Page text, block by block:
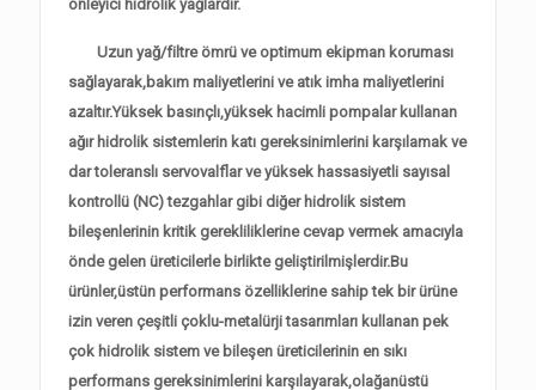
önleyici hidrolik yağlardır.
Uzun yağ/filtre ömrü ve optimum ekipman koruması
sağlayarak,bakım maliyetlerini ve atık imha maliyetlerini
azaltır.Yüksek basınçlı,yüksek hacimli pompalar kullanan
ağır hidrolik sistemlerin katı gereksinimlerini karşılamak ve
dar toleranslı servovalflar ve yüksek hassasiyetli sayısal
kontrollü (NC) tezgahlar gibi diğer hidrolik sistem
bileşenlerinin kritik gerekliliklerine cevap vermek amacıyla
önde gelen üreticilerle birlikte geliştirilmişlerdir.Bu
ürünler,üstün performans özelliklerine sahip tek bir ürüne
izin veren çeşitli çoklu-metalürji tasarımları kullanan pek
çok hidrolik sistem ve bileşen üreticilerinin en sıkı
performans gereksinimlerini karşılayarak,olağanüstü